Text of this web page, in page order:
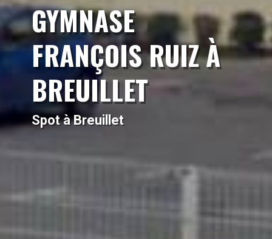
GYMNASE
FRANÇOIS RUIZ À
BREUILLET
Spot à Breuillet